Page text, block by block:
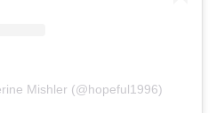
Mishler (@hopeful1996)